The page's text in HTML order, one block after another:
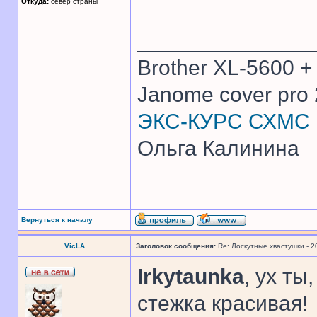
Brother XL-5600
Janome cover pro
ЭКС-КУРС СХМС
Ольга Калинина
Вернуться к началу
VicLA Заголовок сообщения: Re: Лоскутные хвастушки -
Irkytaunka, ух
стежка красивая!